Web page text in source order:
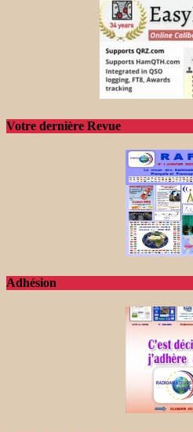
Votre dernière Revue
Adhésion